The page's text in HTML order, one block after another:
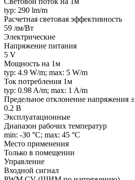
typ: 290 lm/m
Расчетная световая эффективность
59 лм/Вт
Электрические
Напряжение питания
5 V
Мощность на 1м
typ: 4.9 W/m; max: 5 W/m
Ток потребления 1м
typ: 0.98 A/m; max: 1 A/m
Предельное отклонение напряжения ±
0.2 В
Эксплуатационные
Диапазон рабочих температур
min: -30 °C; max: 45 °C
Место применения
Только в помещении
Управление
Входной сигнал